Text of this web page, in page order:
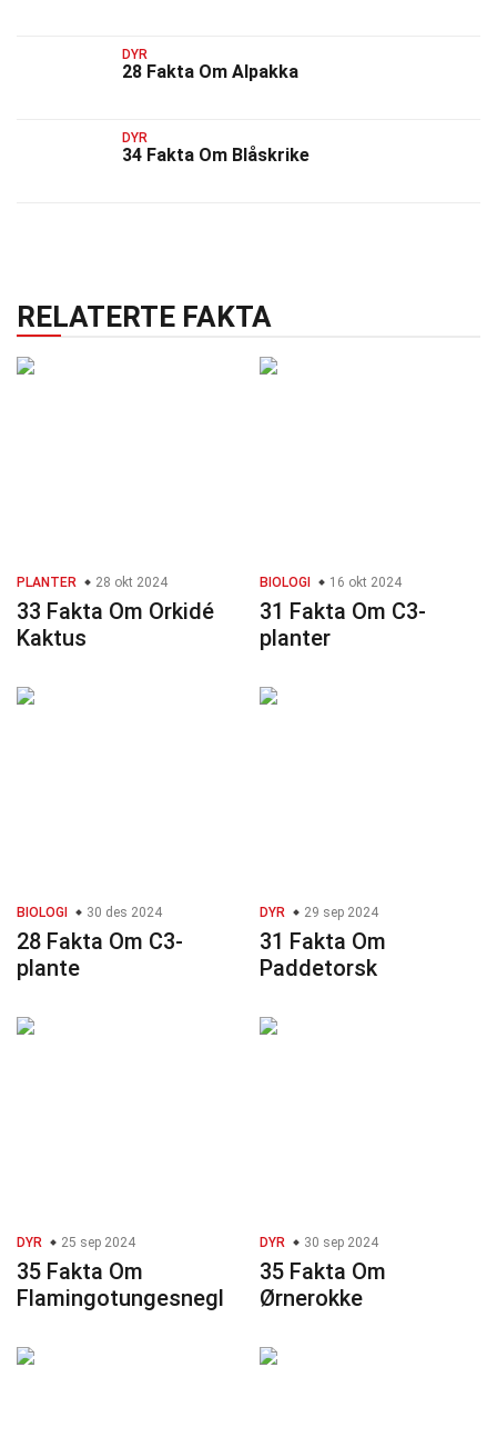
DYR
28 Fakta Om Alpakka
DYR
34 Fakta Om Blåskrike
RELATERTE FAKTA
PLANTER 28 okt 2024
33 Fakta Om Orkidé
Kaktus
BIOLOGI 16 okt 2024
31 Fakta Om C3-
planter
BIOLOGI 30 des 2024
28 Fakta Om C3-
plante
DYR 29 sep 2024
31 Fakta Om
Paddetorsk
DYR 25 sep 2024
35 Fakta Om
Flamingotungesnegl
DYR 30 sep 2024
35 Fakta Om
Ørnerokke